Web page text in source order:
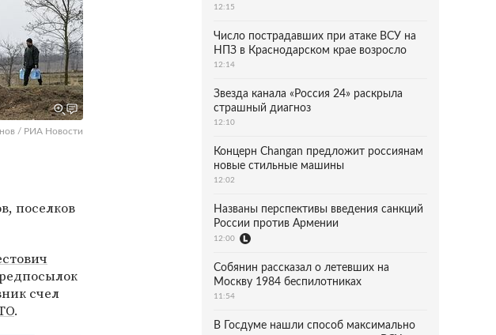
/ РИА Новости
поселков
счел
.
12:15
Число пострадавших при атаке ВСУ на
НПЗ в Краснодарском крае возросло
12:14
Звезда канала «Россия 24» раскрыла
страшный диагноз
12:10
Концерн Changan предложит россиянам
новые стильные машины
12:02
Названы перспективы введения санкций
России против Армении
12:00
Собянин рассказал о летевших на
Москву 1984 беспилотниках
11:54
В Госдуме нашли способ максимально